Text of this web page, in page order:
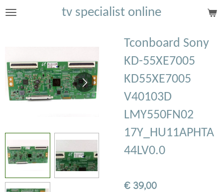
Ga
hoofdinhoud
tv specialist online
Tconboard Sony
KD-55XE7005
KD55XE7005
V40103D
LMY550FN02
17Y_HU11APHTA
44LV0.0
€ 39,00